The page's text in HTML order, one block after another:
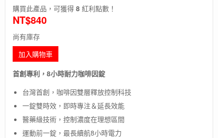
購買此產品，可獲得 8 紅利點數！
NT$840
尚有庫存
加入購物車
首創專利，8小時耐力咖啡因錠
台灣首創，咖啡因雙層釋放控制科技
一錠雙時效，即時專注＆延長效能
醫藥級技術，控制濃度在理想區間
運動前一錠，最長續航8小時電力